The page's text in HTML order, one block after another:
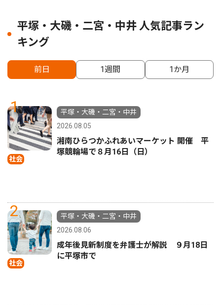
平塚・大磯・二宮・中井 人気記事ラン
キング
前日 1週間 1か月
1
社会
平塚・大磯・二宮・中井
2026.08.05
湘南ひらつかふれあいマーケット 開催 平
塚競輪場で８月16日（日）
2
社会
平塚・大磯・二宮・中井
2026.08.06
成年後見新制度を弁護士が解説 ９月18日
に平塚市で